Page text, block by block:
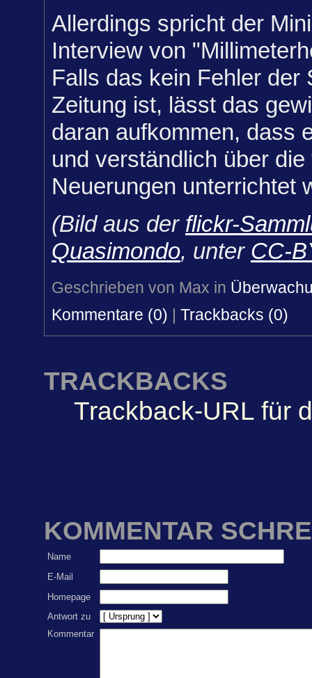
Allerdings spricht der
Interview von
Falls das kein Fehler der
Zeitung ist, lässt das
daran aufkommen, dass
und verständlich über
Neuerungen unterrichtet
(Bild aus der flickr-
Quasimondo, unter CC-
Geschrieben von Max in
Kommentare (0) | Trackbacks (0)
TRACKBACKS
Trackback-URL für
KOMMENTAR
Name
E-Mail
Homepage
Antwort zu
Kommentar